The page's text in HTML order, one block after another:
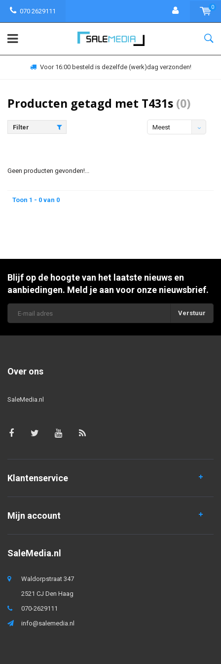
070 2629111
0
Voor 16:00 besteld is dezelfde (werk)dag verzonden!
Producten getagd met T431s (0)
Filter
Meest
Geen producten gevonden!...
Toon 1 - 0 van 0
Blijf op de hoogte van het laatste nieuws en
aanbiedingen. Meld je aan voor onze nieuwsbrief.
Verstuur
Over ons
SaleMedia.nl
Klantenservice
Mijn account
SaleMedia.nl
Waldorpstraat 347
2521 CJ Den Haag
070-2629111
info@salemedia.nl